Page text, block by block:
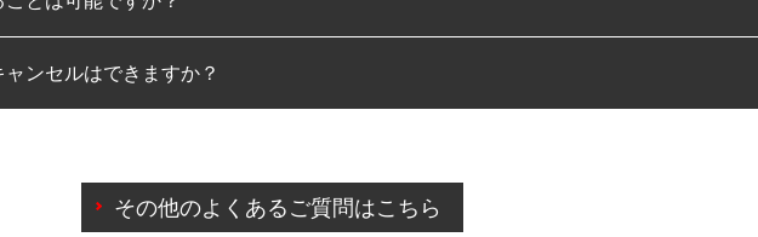
可能です。
ンセルはできますか？
によりご予約のキャンセルをご希望の際は、直接ご予約いただいた店舗へご連絡くださ
その他のよくあるご質問はこちら